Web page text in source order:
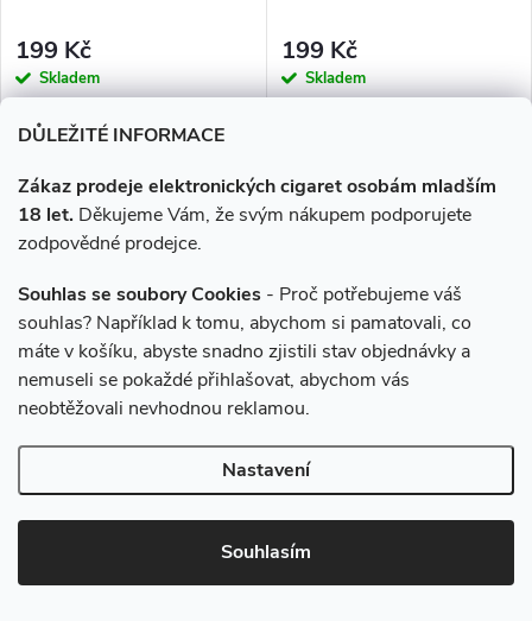
DŮLEŽITÉ INFORMACE
Zákaz prodeje elektronických cigaret osobám mladším
18 let. Děkujeme Vám, že svým nákupem podporujete
zodpovědné prodejce.
Souhlas se soubory Cookies - Proč potřebujeme váš
souhlas? Například k tomu, abychom si pamatovali, co
máte v košíku, abyste snadno zjistili stav objednávky a
nemuseli se pokaždé přihlašovat, abychom vás
neobtěžovali nevhodnou reklamou.
Nastavení
Souhlasím
199 Kč
Skladem
DO KOŠÍKU
199 Kč
Skladem
Liquid LIQUA CZ Elements
Peach 10ml-3mg (Broskev)
199 Kč